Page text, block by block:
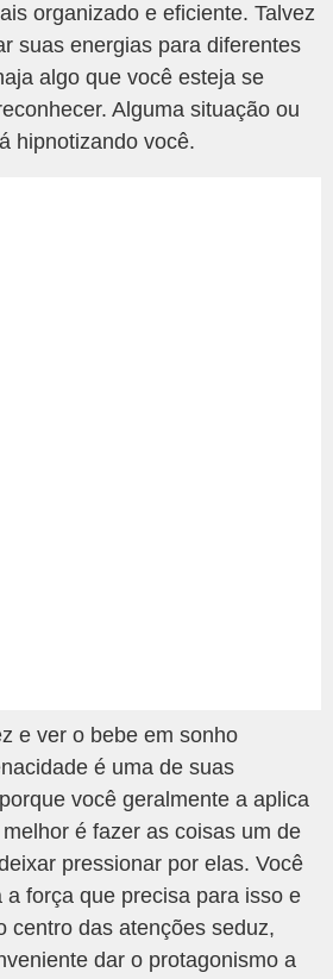
organizado e eficiente. Talvez
suas energias para diferentes
algo que você esteja se
Alguma situação ou
hipnotizando você.
e ver o bebe em sonho
é uma de suas
você geralmente a aplica
é fazer as coisas um de
pressionar por elas. Você
a força que precisa para isso e
centro das atenções seduz,
dar o protagonismo a